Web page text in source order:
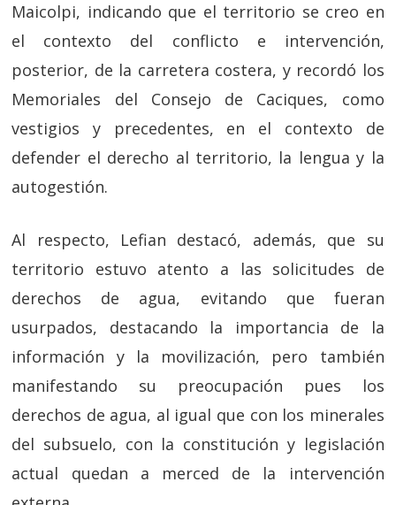
Maicolpi, indicando que el territorio se creo en
el contexto del conflicto e intervención,
posterior, de la carretera costera, y recordó los
Memoriales del Consejo de Caciques, como
vestigios y precedentes, en el contexto de
defender el derecho al territorio, la lengua y la
autogestión.
Al respecto, Lefian destacó, además, que su
territorio estuvo atento a las solicitudes de
derechos de agua, evitando que fueran
usurpados, destacando la importancia de la
información y la movilización, pero también
manifestando su preocupación pues los
derechos de agua, al igual que con los minerales
del subsuelo, con la constitución y legislación
actual quedan a merced de la intervención